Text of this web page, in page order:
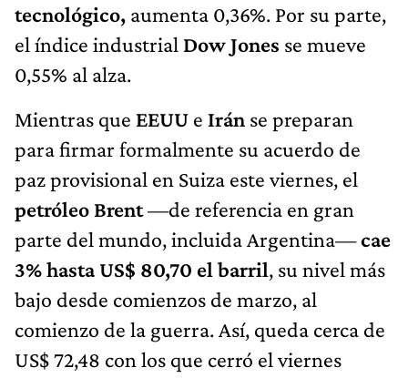
tecnológico, aumenta 0,36%. Por su parte,
el índice industrial Dow Jones se mueve
0,55% al alza.
Mientras que EEUU e Irán se preparan
para firmar formalmente su acuerdo de
paz provisional en Suiza este viernes, el
petróleo Brent—de referencia en gran
parte del mundo, incluida Argentina—cae
3% hasta US$ 80,70 el barril, su nivel más
bajo desde comienzos de marzo, al
comienzo de la guerra. Así, queda cerca de
US$ 72,48 con los que cerró el viernes